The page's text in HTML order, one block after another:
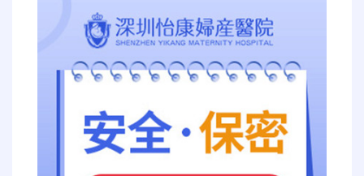
懷孕幾週可以吃藥拿掉-深圳
藥物流產多少錢
人工流產 ,人流手術 ,墮胎手
藥物流產
2024
日
12,917
懷孕幾週可以吃藥拿掉，一般來説，懷孕7周之內
（即49天以內）是可以通過藥物流產…